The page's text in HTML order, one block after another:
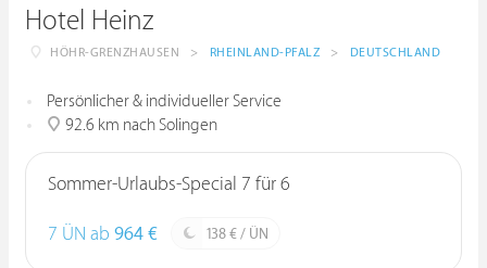
Hotel Heinz
HÖHR-GRENZHAUSEN > RHEINLAND-PFALZ > DEUTSCHLAND
Persönlicher & individueller Service
92.6 km nach Solingen
Sommer-Urlaubs-Special 7 für 6
7 ÜN ab 964 € 138 € / ÜN